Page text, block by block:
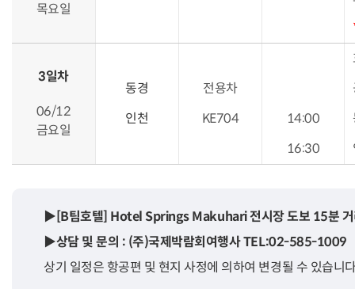
목요일
3일차
06/12
금요일
동경
전용차
인천
KE704 14:00
16:30
▶[B팀호텔] Hotel Springs Makuhari 전시장 도보 15분
▶상담 및 문의 : (주)국제박람회여행사 TEL:02-585-1009
상기 일정은 항공편 및 현지 사정에 의하여 변경될 수 있습니